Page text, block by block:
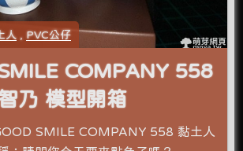
人 ,PVC公仔
COMPANY 558
乃 模型開箱
SMILE COMPANY 558 黏土人